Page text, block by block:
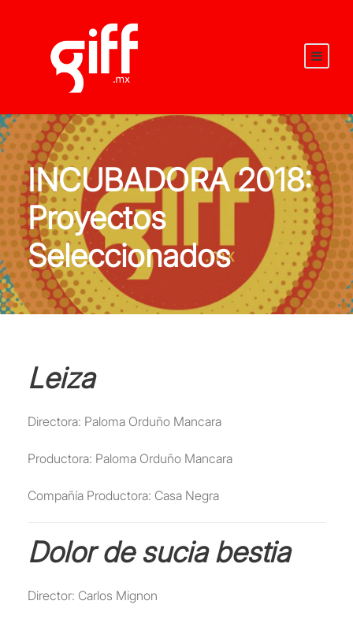
INCUBADORA 2018:
Proyectos
Seleccionados
Leiza
Directora: Paloma Orduño Mancara
Productora: Paloma Orduño Mancara
Compañía Productora: Casa Negra
Dolor de sucia bestia
Director: Carlos Mignon